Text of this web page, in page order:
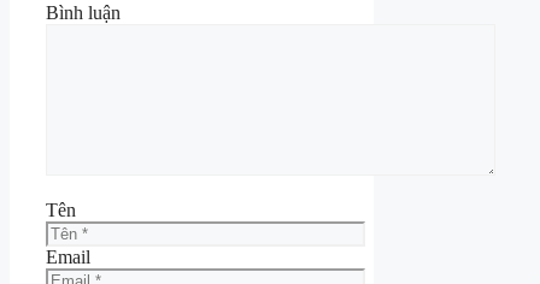
Bình luận
Tên
Email